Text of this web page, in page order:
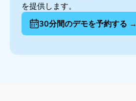
を提供します。
30分間のデモを予約する →